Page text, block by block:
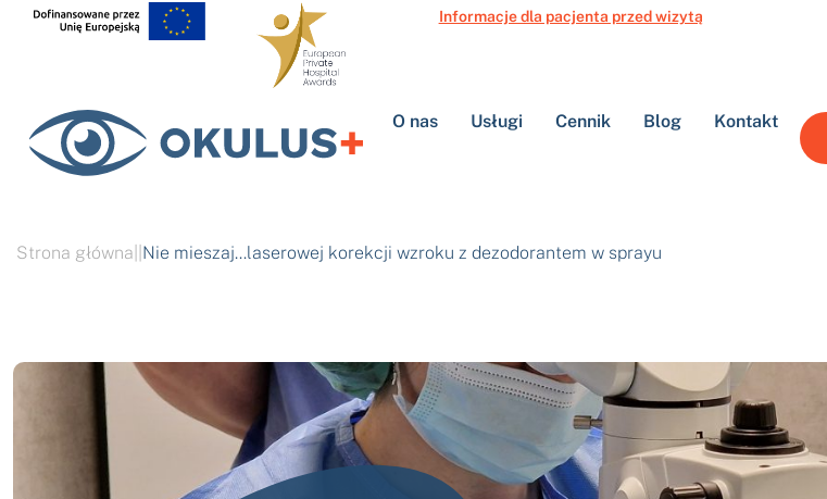
Informacje dla pacjenta przed wizytą
O nas Usługi Cennik Blog Kontakt
Strona główna Nie mieszaj…laserowej korekcji wzroku z dezodorantem w sprayu